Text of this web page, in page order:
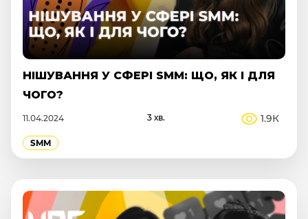
НІШУВАННЯ У СФЕРІ SMM: ЩО, ЯК І ДЛЯ
ЧОГО?
11.04.2024 3 хв. 1.9К
SMM